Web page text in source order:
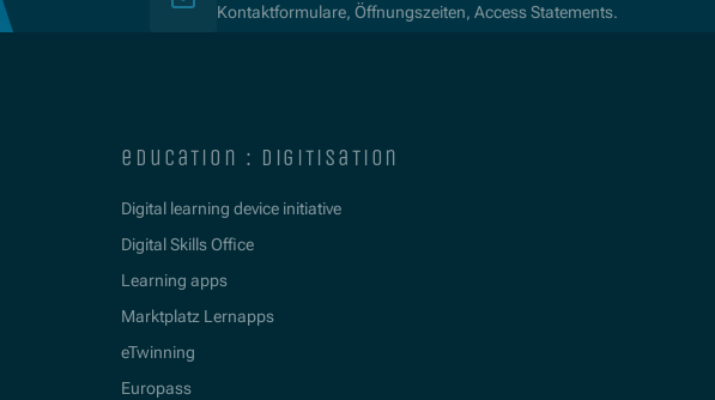
Kontaktformulare, Öffnungszeiten, Access Statements.
education : digitisation
Digital learning device initiative
Digital Skills Office
Learning apps
Marktplatz Lernapps
eTwinning
Europass